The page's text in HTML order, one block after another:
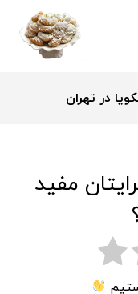
در تهران
مفید